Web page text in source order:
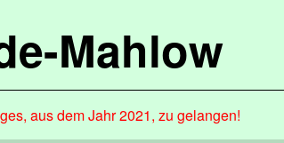
Mahlow
aus dem Jahr 2021, zu gelangen!